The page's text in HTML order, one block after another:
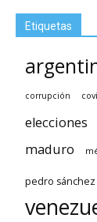
Etiquetas
corrupción
elecciones
maduro
pedro sánchez